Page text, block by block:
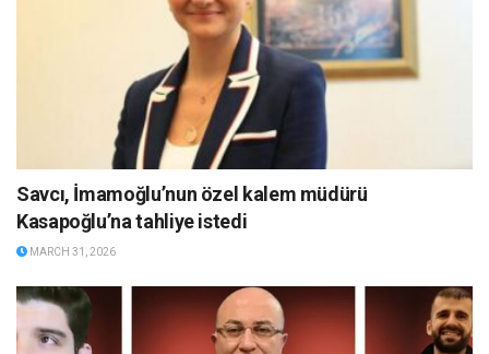
Savcı, İmamoğlu’nun özel kalem müdürü
Kasapoğlu’na tahliye istedi
MARCH 31, 2026